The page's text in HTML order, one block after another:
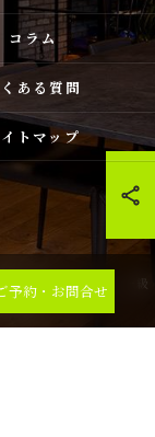
予約・お問合せ
コラム
ある質問
トマップ
らライフスタイル 一級